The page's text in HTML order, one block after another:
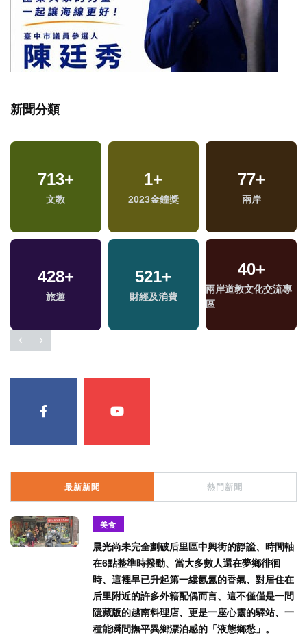
新聞分類
713+
文教
1+
2023金鐘獎
77+
兩岸
428+
旅遊
521+
財經及消費
40+
兩岸道教文化交流專
區
最新新聞 熱門新聞
美食
晨光尚未完全劃破后里區中興街的靜謐、時間軸
在6點整準時撥動、當大多數人還在夢鄉徘徊
時、這裡早已升起第一縷氤氳的香氣、對居住在
后里附近的許多外籍配偶而言、這不僅僅是一間
隱藏版的越南料理店、更是一座心靈的驛站、一
種能瞬間撫平異鄉漂泊感的「液態鄉愁」。